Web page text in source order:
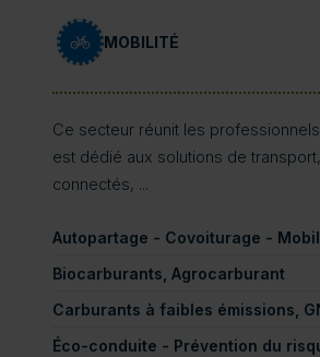
MOBILITÉ
Ce secteur réunit les
est dédié aux solutions de
connectés, ...
Autopartage - Covoiturage -
Biocarburants, Agrocarburant
Carburants à faibles émissions,
Éco-conduite - Prévention du